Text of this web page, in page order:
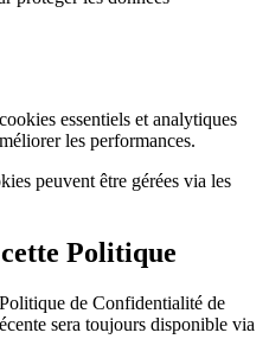
essentiels et analytiques
les performances.
peuvent être gérées via les
Politique
de Confidentialité de
sera toujours disponible via